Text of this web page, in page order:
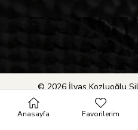
© 2026 İlyas Kozluoğlu
Anasayfa Favorilerim